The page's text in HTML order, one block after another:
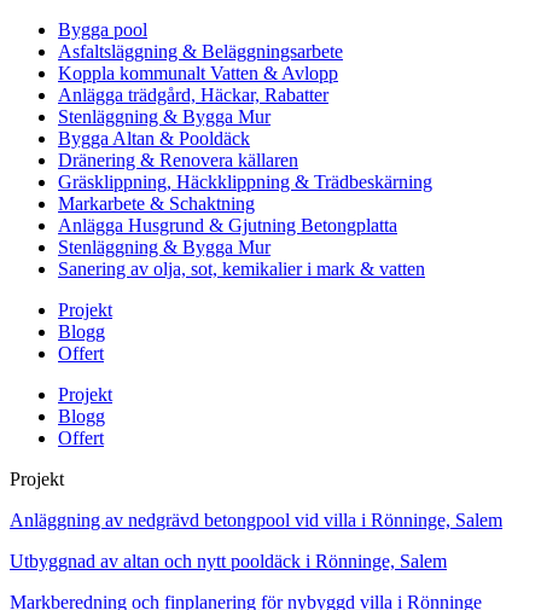
Bygga pool
Asfaltsläggning & Beläggningsarbete
Koppla kommunalt Vatten & Avlopp
Anlägga trädgård, Häckar, Rabatter
Stenläggning & Bygga Mur
Bygga Altan & Pooldäck
Dränering & Renovera källaren
Gräsklippning, Häckklippning & Trädbeskärning
Markarbete & Schaktning
Anlägga Husgrund & Gjutning Betongplatta
Stenläggning & Bygga Mur
Sanering av olja, sot, kemikalier i mark & vatten
Projekt
Blogg
Offert
Projekt
Blogg
Offert
Projekt
Anläggning av nedgrävd betongpool vid villa i Rönninge, Salem
Utbyggnad av altan och nytt pooldäck i Rönninge, Salem
Markberedning och finplanering för nybyggd villa i Rönninge